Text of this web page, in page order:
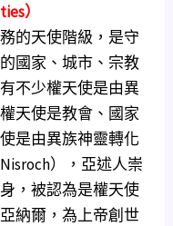
）
的天使階級，是守
國家、城市、宗教
不少權天使是由異
天使是教會、國家
是由異族神靈轉化
），亞述人崇
，被認為是權天使
納爾，為上帝創世